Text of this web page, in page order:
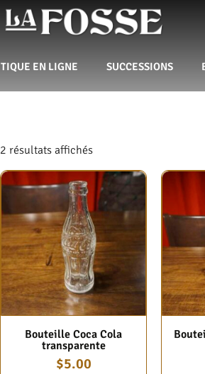
EN LIGNE SUCCESSIONS
2 résultats affichés
Bouteille Coca Cola
transparente
$5.00